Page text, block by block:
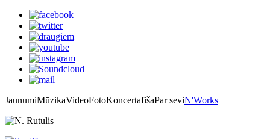
JaunumiMūzikaVideoFotoKoncertafišaPar seviN'Works